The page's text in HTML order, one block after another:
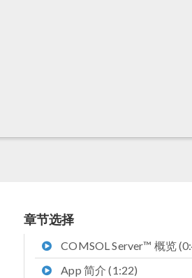
章节选择
COMSOL Server™ 概览
App 简介 (1:22)